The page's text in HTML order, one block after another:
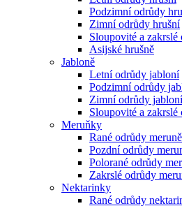
Podzimní odrůdy
Zimní odrůdy hrušní
Sloupovité a
Asijské hrušně
Jabloně
Letní odrůdy jabloní
Podzimní odrůdy
Zimní odrůdy jabloní
Sloupovité a
Meruňky
Rané odrůdy
Pozdní odrůdy
Polorané odrůdy
Zakrslé odrůdy
Nektarinky
Rané odrůdy